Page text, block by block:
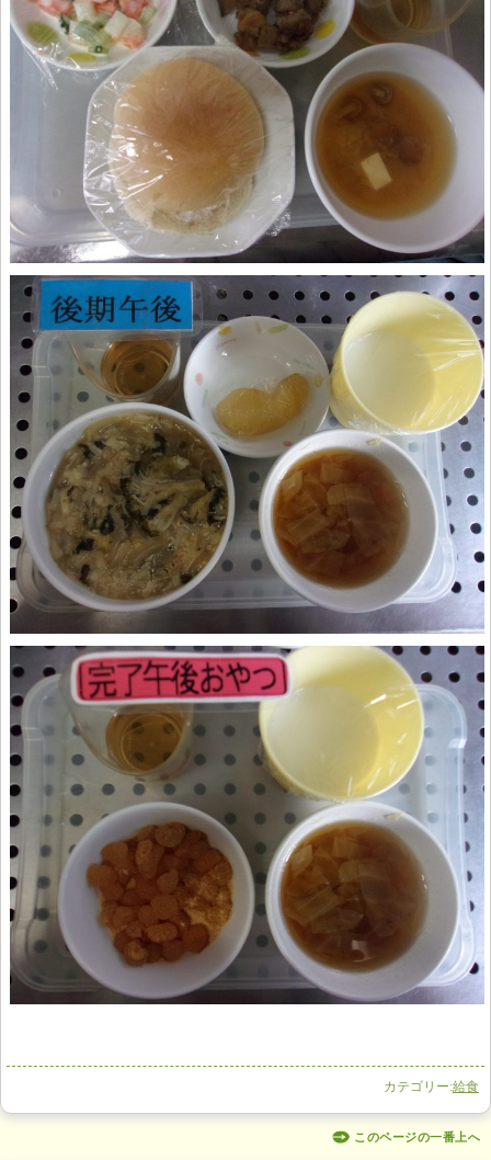
カテゴリー:給食
このページの一番上へ